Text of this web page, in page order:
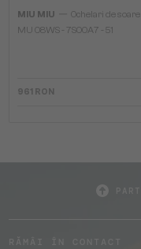
MIU MIU
Ochelari de soare
MU 08WS - 7S00A7 - 51
961 RON